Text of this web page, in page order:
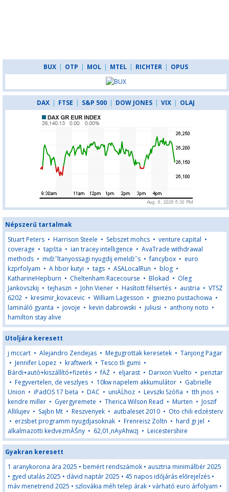
BUX | OTP | MOL | MTEL | RICHTER | OPUS
DAX | FTSE | S&P 500 | DOW JONES | VIX | OLAJ
Népszerű tartalmak
Stuart Peters • Harrison Steele • Sebszet mohcs • venture capital •
coverage • tapšta • ian tracey intelligence • AvaTrade withdrawal
methods • mďż˝ltanyossagi nyugdij emelďż˝s •fancybox • euro
kzprfolyam • A hbor kutyi • tags • ASALocalRun • blog •
KatharineHepburn • Cheltenham Racecourse • Blokad • Oleg
Jankovszkij • tejhaszn • John Viener • Hasított félsertés • austria • VTSZ
6202 • kresimir_kovacevic • William Lagesson • gniezno pustachowa •
lamináló gyanta • jovoje • kevin dabrowski • juliusi • anthony noto •
hamilton stay alive
Utoljára keresett
j mccart • Alejandro Zendejas • Megugrottak keresetek • Tanjong Pagar
• Jennifer Lopez • kraftwerk • Tesco tli gumi •
Bárdi+autó+kiszállító+fizetés •fÄŹ • eljarast • Darixon Vuelto • penztar
• Fegyvertelen, de veszlyes • 10kw napelem akkumulátor • Gabrielle
Union • iPadOS 17 beta • DAC • uniÄĹhoz • Levszki Szófia • tth jnos •
kendre miller • Gyergyremete • Therica Wilson Read • Murten • Joszif
Allilujev • Sajbn Mt • Reszvenyek • autbaleset 2010 • Oto chili edzésterv
• erzsbet programm nyugdjasoknak • Frenreisz Zoltn • hard gi jel •
alkalmazotti kedvezmĂŠny • 62,01,nAyAhwzj • Leicestershire
Gyakran keresett
1 aranykorona ára 2025 • bemért rendszámok • ausztria minimálbér 2025
• gyed utalás 2025 • dávid naptár 2025 • 45 napos időjárás előrejelzés •
máv menetrend 2025 • szlovákia méh telep árak • várható euro árfolyam •